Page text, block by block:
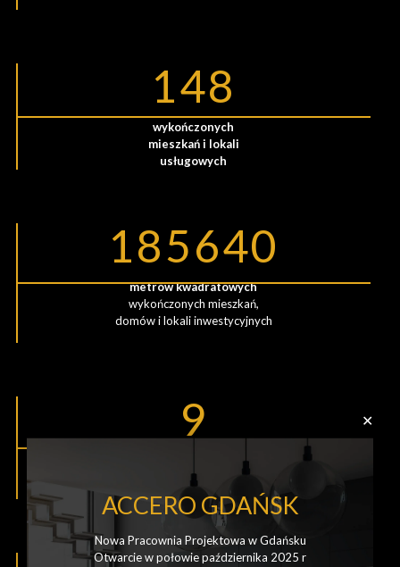
148
wykończonych
mieszkań i lokali
usługowych
185640
metrów kwadratowych
wykończonych mieszkań,
domów i lokali inwestycyjnych
9
wykończeniowych
✕
ACCERO GDAŃSK
Nowa Pracownia Projektowa w Gdańsku
Otwarcie w połowie października 2025 r